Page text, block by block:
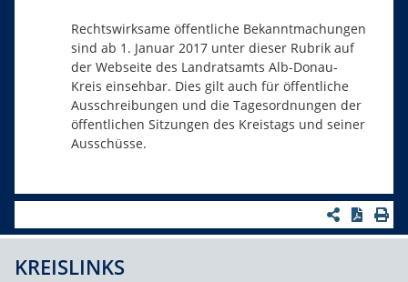
Rechtswirksame öffentliche Bekanntmachungen
sind ab 1. Januar 2017 unter dieser Rubrik auf
der Webseite des Landratsamts Alb-Donau-
Kreis einsehbar. Dies gilt auch für öffentliche
Ausschreibungen und die Tagesordnungen der
öffentlichen Sitzungen des Kreistags und seiner
Ausschüsse.
KREISLINKS